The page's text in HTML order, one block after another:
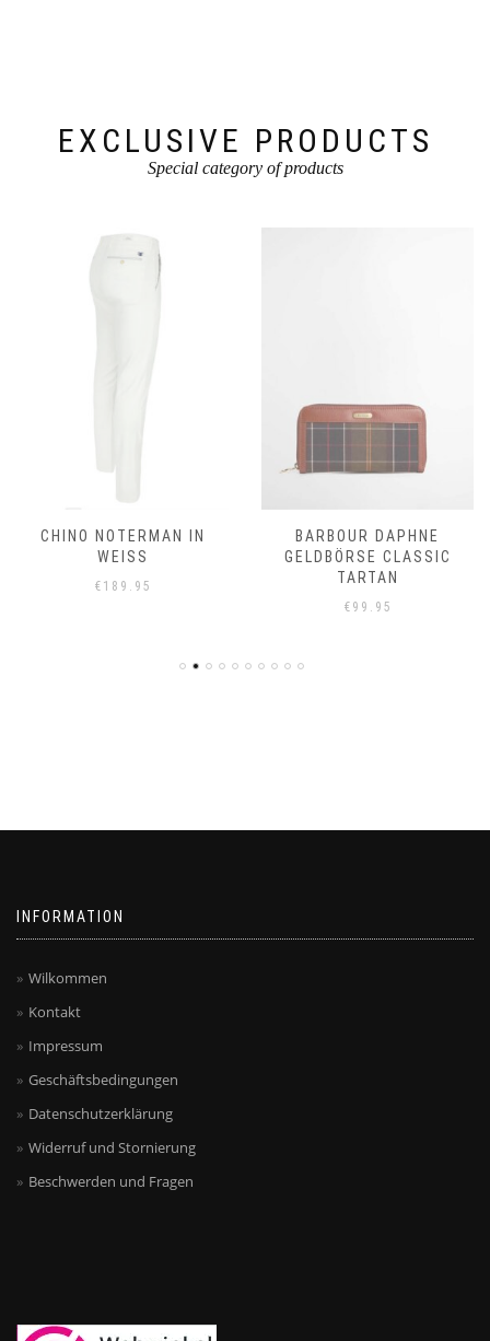
werden
EXCLUSIVE PRODUCTS
Special category of products
CHINO NOTERMAN IN
WEISS
€ 189.95
BARBOUR DAPHNE
GELDBÖRSE CLASSIC
TARTAN
€ 99.95
INFORMATION
Wilkommen
Kontakt
Impressum
Geschäftsbedingungen
Datenschutzerklärung
Widerruf und Stornierung
Beschwerden und Fragen